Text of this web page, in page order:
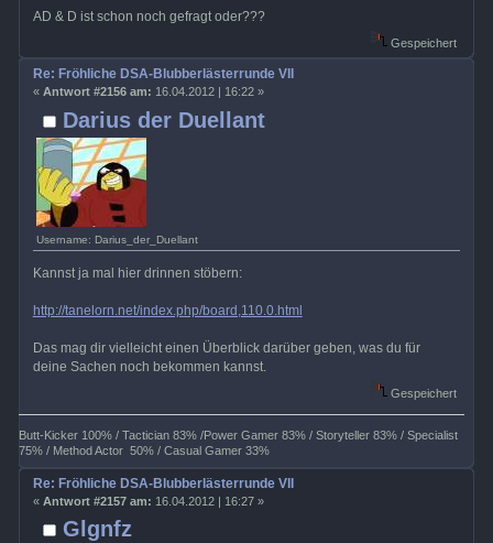
AD & D ist schon noch gefragt oder???
Gespeichert
Darius der Duellant
Username: Darius_der_Duellant
Re: Fröhliche DSA-Blubberlästerrunde VII
« Antwort #2156 am: 16.04.2012 | 16:22 »
Kannst ja mal hier drinnen stöbern:
http://tanelorn.net/index.php/board,110.0.html
Das mag dir vielleicht einen Überblick darüber geben, was du für
deine Sachen noch bekommen kannst.
Gespeichert
Butt-Kicker 100% / Tactician 83% /Power Gamer 83% / Storyteller 83% / Specialist
75% / Method Actor 50% / Casual Gamer 33%
Glgnfz
Re: Fröhliche DSA-Blubberlästerrunde VII
« Antwort #2157 am: 16.04.2012 | 16:27 »